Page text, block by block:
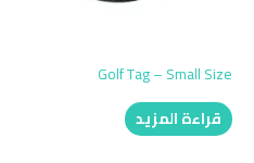
Golf Tag – Small Size
قراءة المزيد